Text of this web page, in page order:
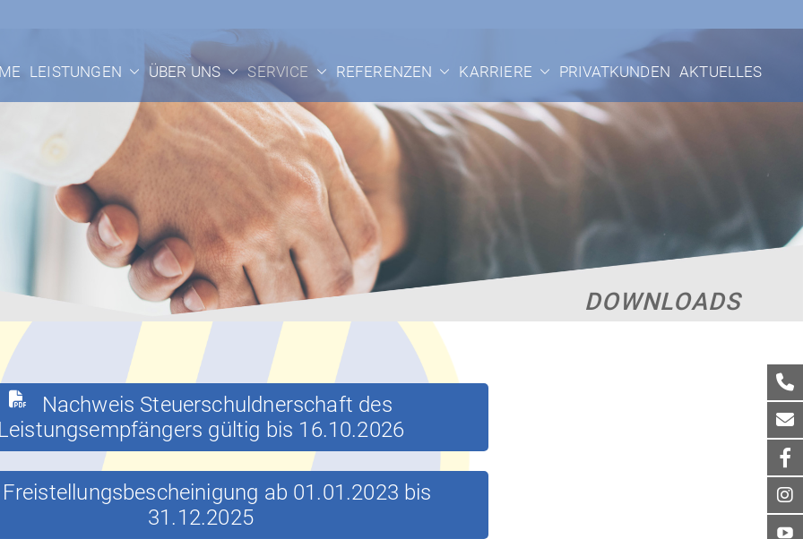
GmbH Thyrnau Passau
LEISTUNGEN ÜBER UNS SERVICE REFERENZEN KARRIERE PRIVATKUNDEN AKTUELLES
DOWNLOADS
Nachweis Steuerschuldnerschaft des
Leistungsempfängers gültig bis 16.10.2026
Freistellungsbescheinigung ab 01.01.2023 bis
31.12.2025